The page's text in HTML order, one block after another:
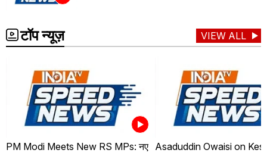
टॉप न्यूज़ VIEW ALL
PM Modi Meets New RS MPs: नए Asaduddin Owaisi on